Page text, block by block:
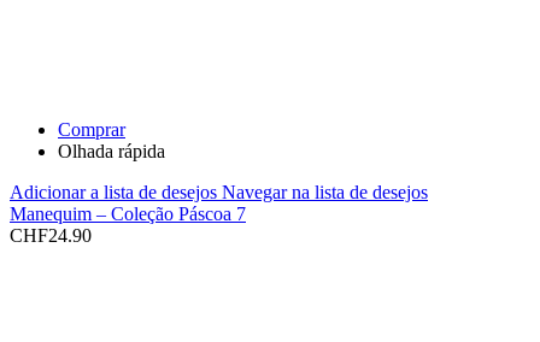
Comprar
Olhada rápida
Adicionar a lista de desejos Navegar na lista de desejos
Manequim – Coleção Páscoa 7
CHF24.90